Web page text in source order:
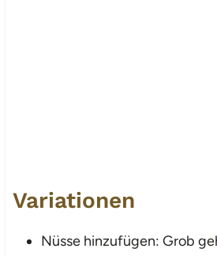
Variationen
Nüsse hinzufügen: Grob